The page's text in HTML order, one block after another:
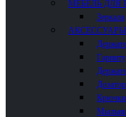
МЕБЕЛЬ ДЛЯ
Зеркала
АКСЕССУАРЫ
Крючки